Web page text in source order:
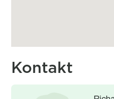
Kontakt